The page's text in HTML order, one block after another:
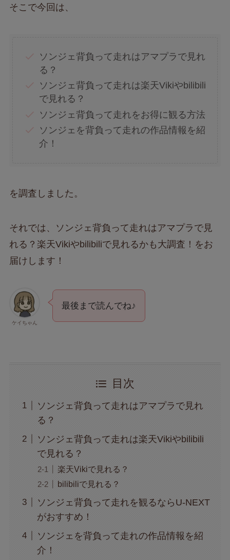
そこで今回は、
ソンジェ背負って走れはアマプラで見れ
る？
ソンジェ背負って走れは楽天Vikiやbilibili
で見れる？
ソンジェ背負って走れをお得に観る方法
ソンジェを背負って走れの作品情報を紹
介！
を調査しました。
それでは、ソンジェ背負って走れはアマプラで見
れる？楽天Vikiやbilibiliで見れるかも大調査！をお
届けします！
ケイちゃん
最後まで読んでね♪
目次
ソンジェ背負って走れはアマプラで見れ
る？
ソンジェ背負って走れは楽天Vikiやbilibili
で見れる？
楽天Vikiで見れる？
bilibiliで見れる？
ソンジェ背負って走れを観るならU-NEXT
がおすすめ！
ソンジェを背負って走れの作品情報を紹
介！